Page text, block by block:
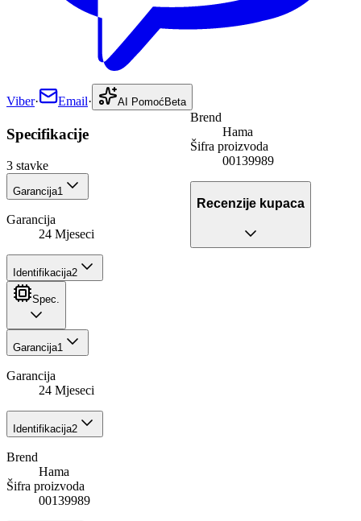
Viber· Email· AI Pomoć Beta
Specifikacije
3 stavke
Garancija1
Garancija
24 Mjeseci
Identifikacija2
Brend
Hama
Šifra proizvoda
00139989
Recenzije kupaca
Spec.
Garancija1
Garancija
24 Mjeseci
Identifikacija2
Brend
Hama
Šifra proizvoda
00139989